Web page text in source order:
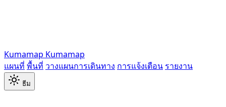
Kumamap Kumamap
แผนที่ พื้นที่ วางแผนการเดินทาง การแจ้งเตือน รายงาน
ธีม